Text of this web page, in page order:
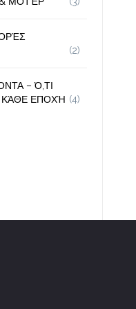
(2)
– Ό,ΤΙ
ΚΆΘΕ ΕΠΟΧΉ (4)